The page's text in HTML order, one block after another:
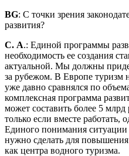
BG: С точки зрения
развития?
С. А.: Единой программы
необходимость ее создания
актуальной. Мы должны
за рубежом. В Европе туризм
уже давно сравнялся по
комплексная программа
может составить более 5
только если вместе работать,
Единого понимания
нужно сделать для повышения
как центра водного туризма.